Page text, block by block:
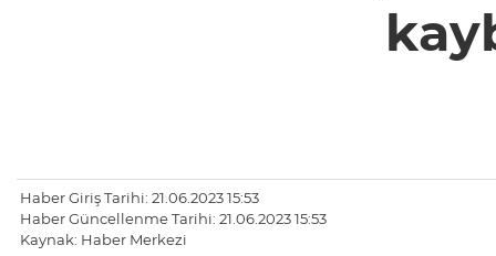
Haber Giriş Tarihi: 21.06.2023 15:53
Haber Güncellenme Tarihi: 21.06.2023 15:53
Kaynak: Haber Merkezi